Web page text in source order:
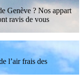
Genève ? Nos appart
ravis de vous
l’air frais des